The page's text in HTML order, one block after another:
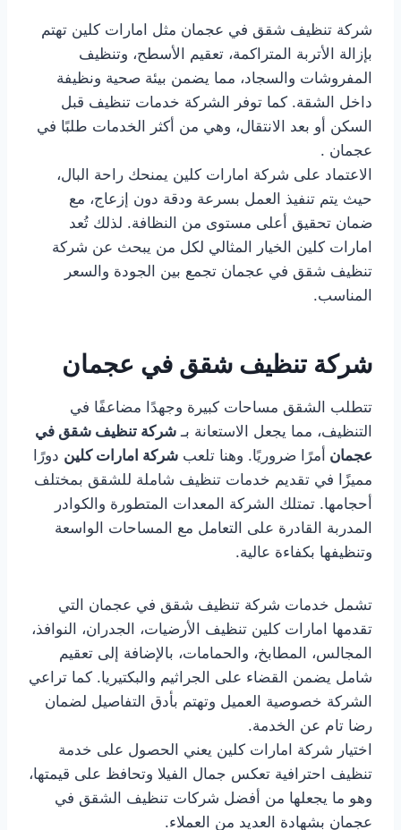
شركة تنظيف شقق في عجمان مثل امارات كلين تهتم
بإزالة الأتربة المتراكمة، تعقيم الأسطح، وتنظيف
المفروشات والسجاد، مما يضمن بيئة صحية ونظيفة
داخل الشقة. كما توفر الشركة خدمات تنظيف قبل
السكن أو بعد الانتقال، وهي من أكثر الخدمات طلبًا في
عجمان .
الاعتماد على شركة امارات كلين يمنحك راحة البال،
حيث يتم تنفيذ العمل بسرعة ودقة دون إزعاج، مع
ضمان تحقيق أعلى مستوى من النظافة. لذلك تُعد
امارات كلين الخيار المثالي لكل من يبحث عن شركة
تنظيف شقق في عجمان تجمع بين الجودة والسعر
المناسب.
شركة تنظيف شقق في عجمان
تتطلب الشقق مساحات كبيرة وجهدًا مضاعفًا في
التنظيف، مما يجعل الاستعانة بـ شركة تنظيف شقق في
عجمان أمرًا ضروريًا. وهنا تلعب شركة امارات كلين دورًا
مميزًا في تقديم خدمات تنظيف شاملة للشقق بمختلف
أحجامها. تمتلك الشركة المعدات المتطورة والكوادر
المدربة القادرة على التعامل مع المساحات الواسعة
وتنظيفها بكفاءة عالية.
تشمل خدمات شركة تنظيف شقق في عجمان التي
تقدمها امارات كلين تنظيف الأرضيات، الجدران، النوافذ،
المجالس، المطابخ، والحمامات، بالإضافة إلى تعقيم
شامل يضمن القضاء على الجراثيم والبكتيريا. كما تراعي
الشركة خصوصية العميل وتهتم بأدق التفاصيل لضمان
رضا تام عن الخدمة.
اختيار شركة امارات كلين يعني الحصول على خدمة
تنظيف احترافية تعكس جمال الفيلا وتحافظ على قيمتها،
وهو ما يجعلها من أفضل شركات تنظيف الشقق في
عجمان بشهادة العديد من العملاء.